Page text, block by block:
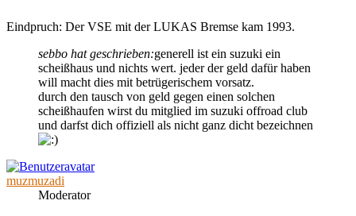
Eindpruch: Der VSE mit der LUKAS Bremse kam 1993.
sebbo hat geschrieben:generell ist ein suzuki ein
scheißhaus und nichts wert. jeder der geld dafür haben
will macht dies mit betrügerischem vorsatz.
durch den tausch von geld gegen einen solchen
scheißhaufen wirst du mitglied im suzuki offroad club
und darfst dich offiziell als nicht ganz dicht bezeichnen
muzmuzadi
Moderator